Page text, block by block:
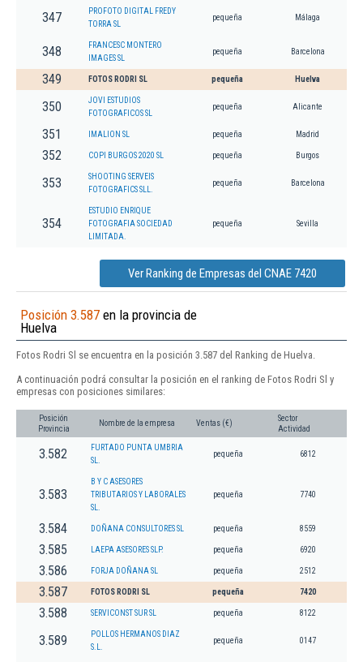
347
PROFOTO DIGITAL FREDY
TORRA SL
pequeña Málaga
348
FRANCESC MONTERO
IMAGES SL
pequeña Barcelona
349 FOTOS RODRI SL pequeña Huelva
350
JOVI ESTUDIOS
FOTOGRAFICOS SL
pequeña Alicante
351 IMALION SL pequeña Madrid
352 COPI BURGOS 2020 SL pequeña Burgos
353
SHOOTING SERVEIS
FOTOGRAFICS SLL.
pequeña Barcelona
354
ESTUDIO ENRIQUE
FOTOGRAFIA SOCIEDAD
LIMITADA.
pequeña Sevilla
Ver Ranking de Empresas del CNAE 7420
Posición 3.587 en la provincia de
Huelva
Fotos Rodri Sl se encuentra en la posición 3.587 del Ranking de Huelva.
A continuación podrá consultar la posición en el ranking de Fotos Rodri Sl y
empresas con posiciones similares:
Posición
Provincia
Nombre de la empresa Ventas (€)
Sector
Actividad
3.582
FURTADO PUNTA UMBRIA
SL.
pequeña 6812
3.583
B Y C ASESORES
TRIBUTARIOS Y LABORALES
SL.
pequeña 7740
3.584 DOÑANA CONSULTORES SL pequeña 8559
3.585 LAEPA ASESORES SLP. pequeña 6920
3.586 FORJA DOÑANA SL pequeña 2512
3.587 FOTOS RODRI SL pequeña 7420
3.588 SERVICONST SUR SL pequeña 8122
3.589
POLLOS HERMANOS DIAZ
S.L.
pequeña 0147